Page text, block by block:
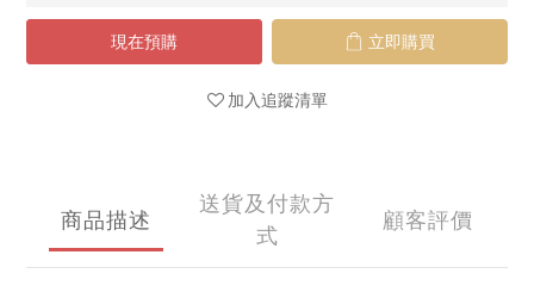
現在預購 立即購買
加入追蹤清單
商品描述
送貨及付款方
式
顧客評價